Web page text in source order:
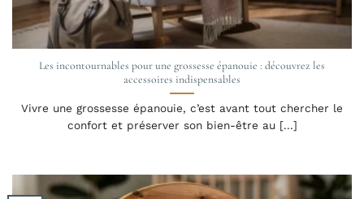
Les incontournables pour une grossesse épanouie : découvrez les
accessoires indispensables
Vivre une grossesse épanouie, c’est avant tout chercher le
confort et préserver son bien-être au [...]